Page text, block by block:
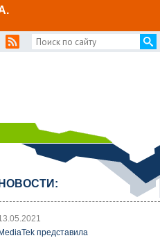
НОВОСТИ:
MediaTek представила